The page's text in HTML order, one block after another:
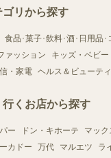
ゴリから探す
食品･菓子･飲料･酒･日用品･
ァッション キッズ・ベビ
・家電 ヘルス＆ビューテ
行くお店から探す
ー ドン・キホーテ マック
カドー
万代 マルエツ ラ